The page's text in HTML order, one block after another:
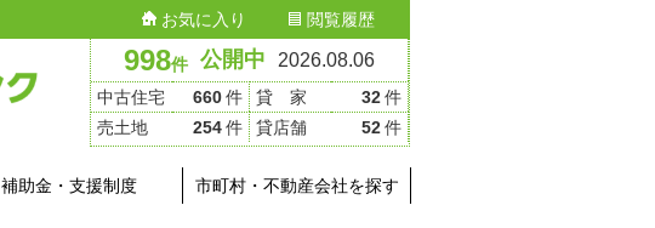
998件 公開中 2026.08.06
中古住宅 660件 貸 家 32件
売土地
254件 貸店舗 52件
お気に入り 閲覧履歴
補助金・支援制度 市町村・不動産会社を探す